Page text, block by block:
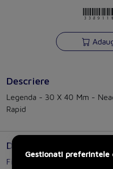
Descriere
Legenda - 30 X 40 Mm -
Rapid
Documente
Fisa tehnica
Gestionati preferintele